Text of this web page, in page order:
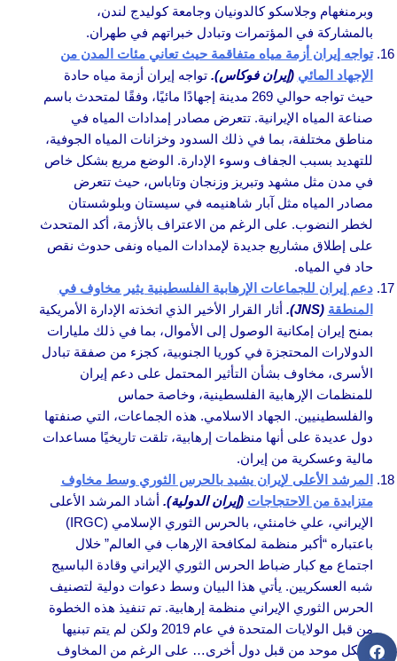
وبرمنغهام وجلاسكو كالدونيان وجامعة كوليدج لندن،
بالمشاركة في المؤتمرات وتبادل خبراتهم في طهران.
تواجه إيران أزمة مياه متفاقمة حيث تعاني مئات المدن من
الإجهاد المائي (إيران فوكاس). تواجه إيران أزمة مياه حادة
حيث تواجه حوالي 269 مدينة إجهادًا مائيًا، وفقًا لمتحدث باسم
صناعة المياه الإيرانية. تتعرض مصادر إمدادات المياه في
مناطق مختلفة، بما في ذلك السدود وخزانات المياه الجوفية،
للتهديد بسبب الجفاف وسوء الإدارة. الوضع مريع بشكل خاص
في مدن مثل مشهد وتبريز وزنجان وتاباس، حيث تتعرض
مصادر المياه مثل آبار شاهنيمه في سيستان وبلوشستان
لخطر النضوب. على الرغم من الاعتراف بالأزمة، أكد المتحدث
على إطلاق مشاريع جديدة لإمدادات المياه ونفى حدوث نقص
حاد في المياه.
دعم إيران للجماعات الإرهابية الفلسطينية يثير مخاوف في
المنطقة (JNS).
أثار القرار الأخير الذي اتخذته الإدارة الأمريكية
بمنح إيران إمكانية الوصول إلى الأموال، بما في ذلك مليارات
الدولارات المحتجزة في كوريا الجنوبية، كجزء من صفقة تبادل
الأسرى، مخاوف بشأن التأثير المحتمل على دعم إيران
للمنظمات الإرهابية الفلسطينية، وخاصة حماس
والفلسطينيين. الجهاد الاسلامي. هذه الجماعات، التي صنفتها
دول عديدة على أنها منظمات إرهابية، تلقت تاريخيًا مساعدات
مالية وعسكرية من إيران.
المرشد الأعلى لإيران يشيد بالحرس الثوري وسط مخاوف
متزايدة من الاحتجاجات (إيران الدولية). أشاد المرشد الأعلى
الإيراني، علي خامنئي، بالحرس الثوري الإسلامي (IRGC)
باعتباره “أكبر منظمة لمكافحة الإرهاب في العالم” خلال
اجتماع مع كبار ضباط الحرس الثوري الإيراني وقادة الباسيج
شبه العسكريين. يأتي هذا البيان وسط دعوات دولية لتصنيف
الحرس الثوري الإيراني منظمة إرهابية. تم تنفيذ هذه الخطوة
من قبل الولايات المتحدة في عام 2019 ولكن لم يتم تبنيها
بشكل موحد من قبل دول أخرى… على الرغم من المخاوف